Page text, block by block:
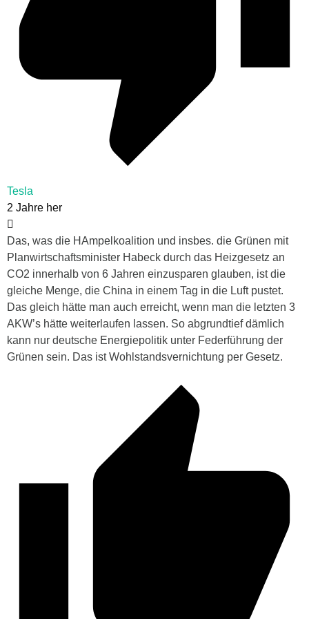
Tesla
2 Jahre her
Das, was die HAmpelkoalition und insbes. die Grünen mit
Planwirtschaftsminister Habeck durch das Heizgesetz an
CO2 innerhalb von 6 Jahren einzusparen glauben, ist die
gleiche Menge, die China in einem Tag in die Luft pustet.
Das gleich hätte man auch erreicht, wenn man die letzten 3
AKW’s hätte weiterlaufen lassen. So abgrundtief dämlich
kann nur deutsche Energiepolitik unter Federführung der
Grünen sein. Das ist Wohlstandsvernichtung per Gesetz.